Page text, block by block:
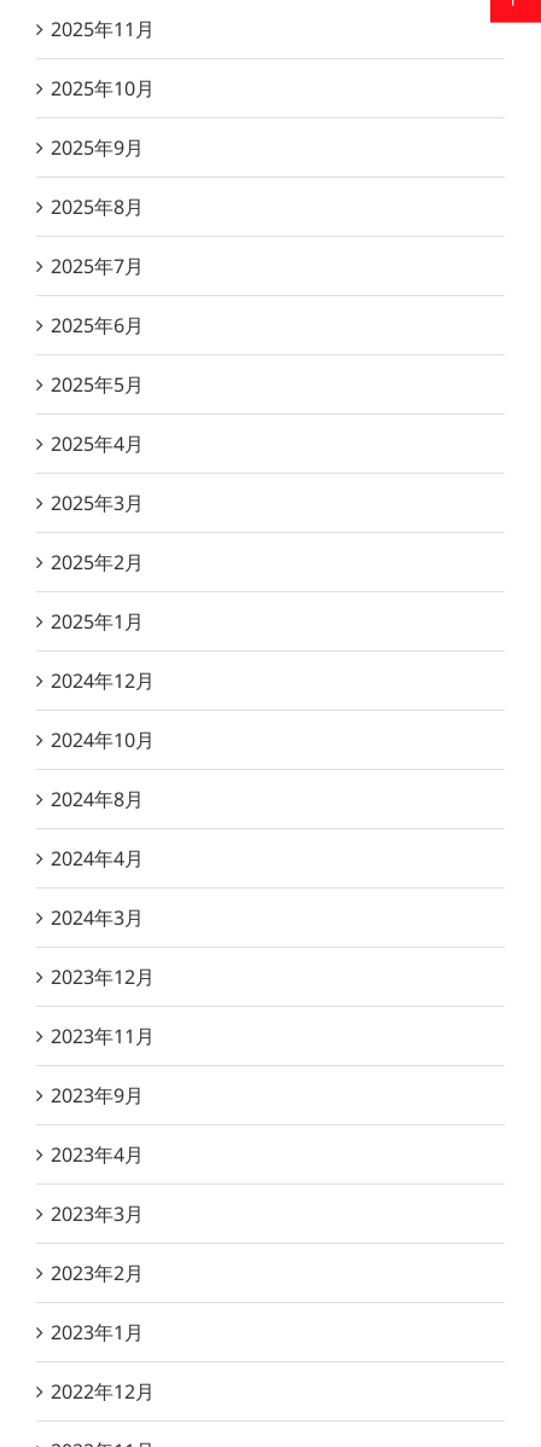
2025年11月
2025年10月
2025年9月
2025年8月
2025年7月
2025年6月
2025年5月
2025年4月
2025年3月
2025年2月
2025年1月
2024年12月
2024年10月
2024年8月
2024年4月
2024年3月
2023年12月
2023年11月
2023年9月
2023年4月
2023年3月
2023年2月
2023年1月
2022年12月